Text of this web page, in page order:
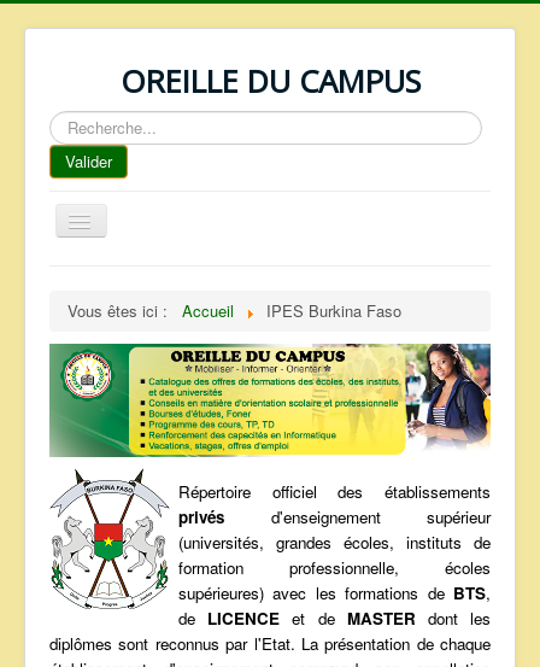
OREILLE DU CAMPUS
Rechercher
Valider
Basculer
la
REPERTOIRE
QUI SOMMES NOUS ?
NOS SERVICES
FAQ
CONTACTS
TELECHARGEMENTS
ANNONCES
Vous êtes ici : Accueil IPES Burkina Faso
Répertoire officiel des établissements
privés d'enseignement supérieur
(universités, grandes écoles, instituts de
formation professionnelle, écoles
supérieures) avec les formations de BTS,
de LICENCE et de MASTER dont les
diplômes sont reconnus par l'Etat. La présentation de chaque